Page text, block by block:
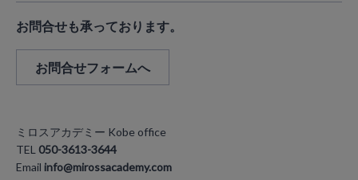
お問合せも承っております。
お問合せフォームへ
ミロスアカデミー Kobe office
TEL 050-3613-3644
Emailinfo@mirossacademy.com